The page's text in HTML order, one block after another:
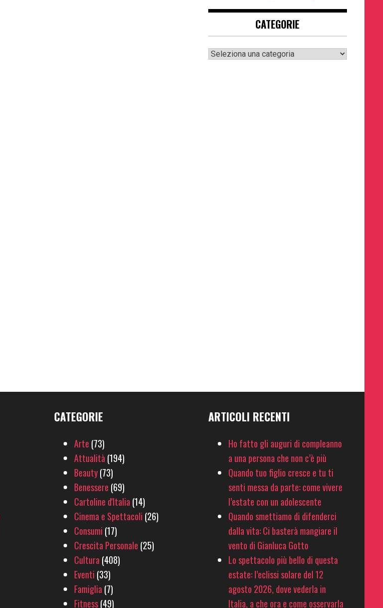
CATEGORIE
Categorie
CATEGORIE
Arte (73)
Attualità (194)
Beauty(73)
Benessere (69)
Cartoline d'Italia (14)
Cinema e Spettacoli (26)
Consumi (17)
Crescita Personale (25)
Cultura (408)
Eventi (33)
Famiglia (7)
Fitness(49)
ARTICOLI RECENTI
Ho fatto gli auguri di compleanno
a una persona che non c’è più
Quando tuo figlio cresce e tu ti
senti messa da parte: come vivere
l’estate con un adolescente
Quando smettiamo di difenderci
dalla vita: Ci basterà mangiare il
vento di Gianluca Gotto
Lo spettacolo più bello di questa
estate: l’eclissi solare del 12
agosto 2026, dove vederla in
Italia, a che ora e come osservarla